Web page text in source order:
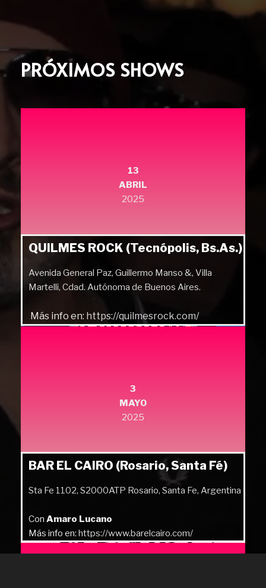
PRÓXIMOS SHOWS
13
ABRIL
2025
QUILMES ROCK (Tecnópolis, Bs.As.)
Avenida General Paz, Guillermo Manso &, Villa
Martelli, Cdad. Autónoma de Buenos Aires.
Más info en: https://quilmesrock.com/
3
MAYO
2025
BAR EL CAIRO (Rosario, Santa Fé)
Sta Fe 1102, S2000ATP Rosario, Santa Fe, Argentina
Con Amaro Lucano
Más info en: https://www.barelcairo.com/